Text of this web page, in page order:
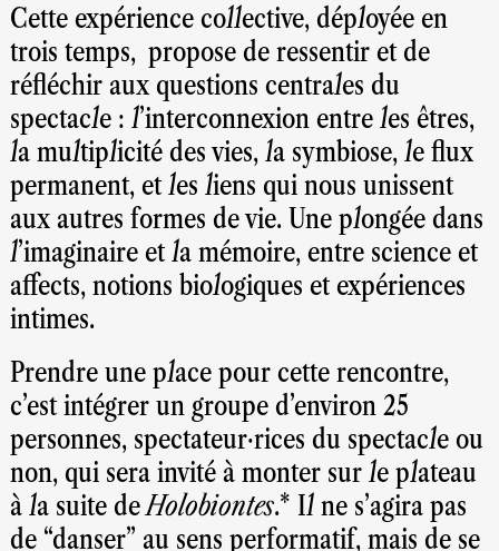
Cette expérience collective, déployée en
trois temps, propose de ressentir et de
réfléchir aux questions centrales du
spectacle : l’interconnexion entre les êtres,
la multiplicité des vies, la symbiose, le flux
permanent, et les liens qui nous unissent
aux autres formes de vie. Une plongée dans
l’imaginaire et la mémoire, entre science et
affects, notions biologiques et expériences
intimes.
Prendre une place pour cette rencontre,
c’est intégrer un groupe d’environ 25
personnes, spectateur·rices du spectacle ou
non, qui sera invité à monter sur le plateau
à la suite deHolobiontes.* Il ne s’agira pas
de “danser” au sens performatif, mais de se